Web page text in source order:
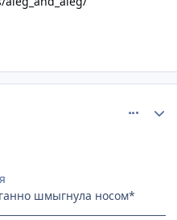
шмыгнула носом*